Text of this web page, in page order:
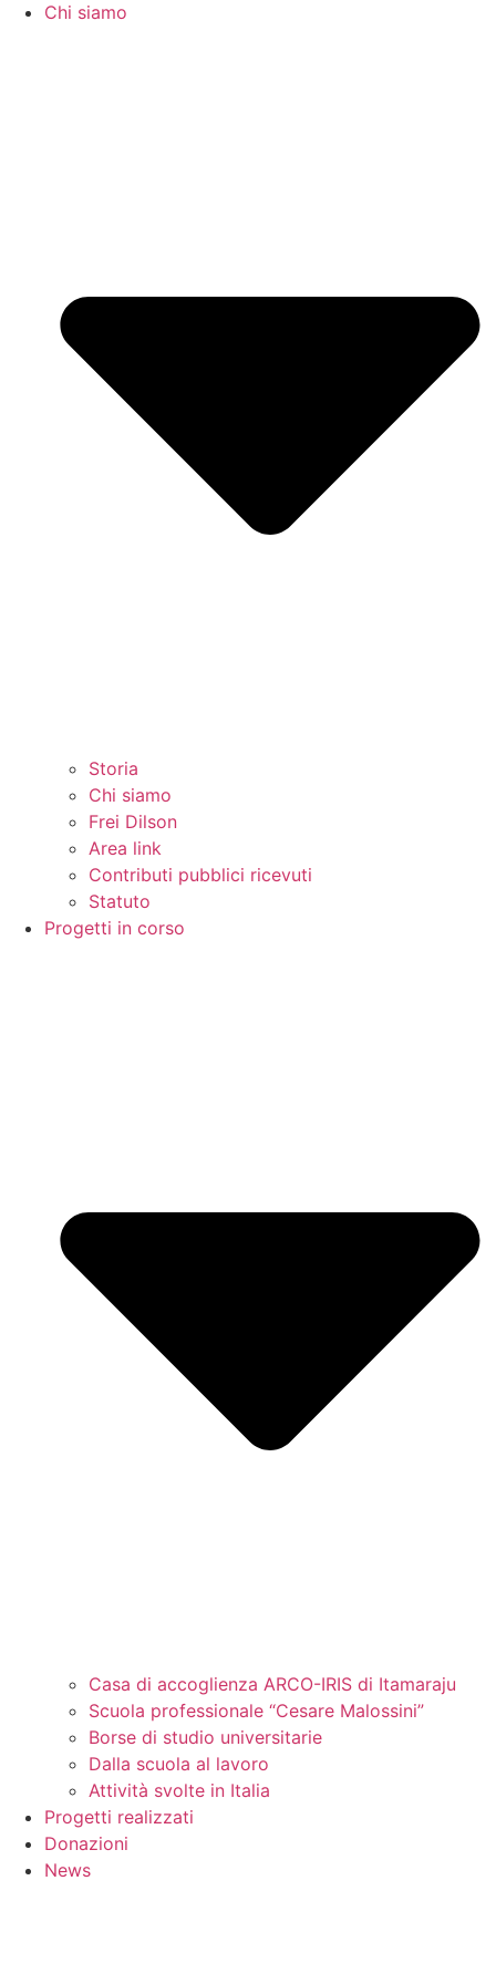
Chi siamo
Storia
Chi siamo
Frei Dilson
Area link
Contributi pubblici ricevuti
Statuto
Progetti in corso
Casa di accoglienza ARCO-IRIS di Itamaraju
Scuola professionale “Cesare Malossini”
Borse di studio universitarie
Dalla scuola al lavoro
Attività svolte in Italia
Progetti realizzati
Donazioni
News